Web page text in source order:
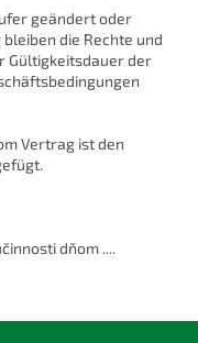
geändert oder
die Rechte und
Gültigkeitsdauer der
Vertrag ist den
dňom ....